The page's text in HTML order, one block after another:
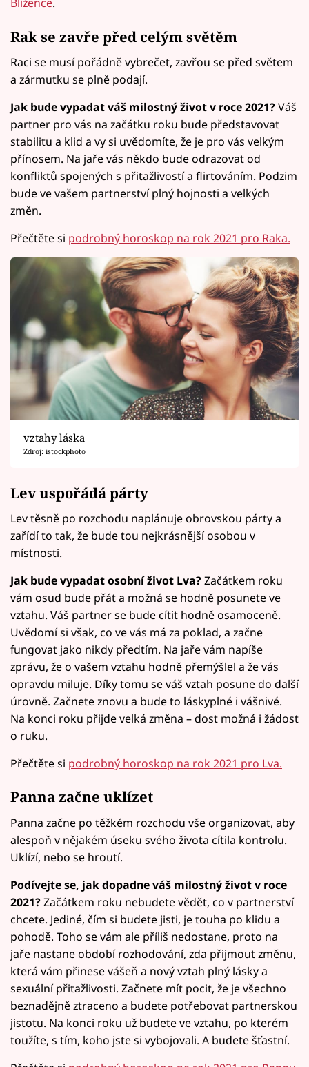
Rak se zavře před celým světěm
Raci se musí pořádně vybrečet, zavřou se před světem
a zármutku se plně podají.
Jak bude vypadat váš milostný život v roce 2021?Váš
partner pro vás na začátku roku bude představovat
stabilitu a klid a vy si uvědomíte, že je pro vás velkým
přínosem. Na jaře vás někdo bude odrazovat od
konfliktů spojených s přitažlivostí a flirtováním. Podzim
bude ve vašem partnerství plný hojnosti a velkých
změn.
Přečtěte si podrobný horoskop na rok 2021 pro Raka.
vztahy láska
Zdroj: istockphoto
Lev uspořádá párty
Lev těsně po rozchodu naplánuje obrovskou párty a
zařídí to tak, že bude tou nejkrásnější osobou v
místnosti.
Jak bude vypadat osobní život Lva?Začátkem roku
vám osud bude přát a možná se hodně posunete ve
vztahu. Váš partner se bude cítit hodně osamoceně.
Uvědomí si však, co ve vás má za poklad, a začne
fungovat jako nikdy předtím. Na jaře vám napíše
zprávu, že o vašem vztahu hodně přemýšlel a že vás
opravdu miluje. Díky tomu se váš vztah posune do další
úrovně. Začnete znovu a bude to láskyplné i vášnivé.
Na konci roku přijde velká změna – dost možná i žádost
o ruku.
Přečtěte si podrobný horoskop na rok 2021 pro Lva.
Panna začne uklízet
Panna začne po těžkém rozchodu vše organizovat, aby
alespoň v nějakém úseku svého života cítila kontrolu.
Uklízí, nebo se hroutí.
Podívejte se, jak dopadne váš milostný život v roce
2021?Začátkem roku nebudete vědět, co v partnerství
chcete. Jediné, čím si budete jisti, je touha po klidu a
pohodě. Toho se vám ale příliš nedostane, proto na
jaře nastane období rozhodování, zda přijmout změnu,
která vám přinese vášeň a nový vztah plný lásky a
sexuální přitažlivosti. Začnete mít pocit, že je všechno
beznadějně ztraceno a budete potřebovat partnerskou
jistotu. Na konci roku už budete ve vztahu, po kterém
toužíte, s tím, koho jste si vybojovali. A budete šťastní.